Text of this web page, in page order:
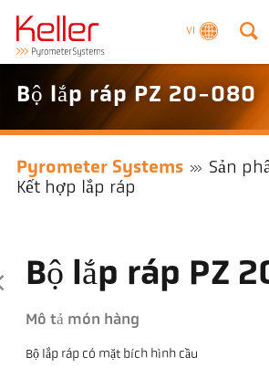
VI
Bộ lắp ráp PZ 20-080
Pyrometer Systems
Sản
Kết hợp lắp ráp
Bộ lắp ráp PZ
Mô tả món hàng
Bộ lắp ráp có mặt bích hình cầu